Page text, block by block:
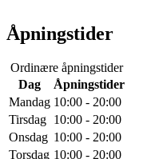
Åpningstider
Ordinære åpningstider
Dag
Åpningstider
Mandag 10:00 - 20:00
Tirsdag 10:00 - 20:00
Onsdag 10:00 - 20:00
Torsdag 10:00 - 20:00